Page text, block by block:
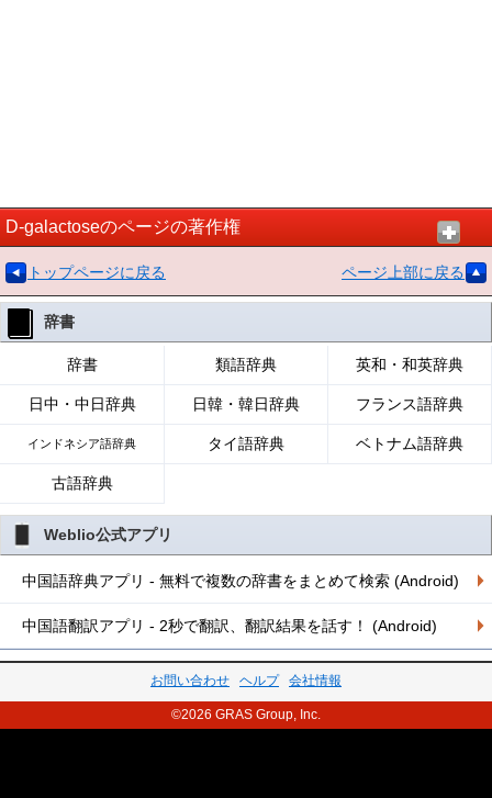
D-galactoseのページの著作権
トップページに戻る ページ上部に戻る
辞書
辞書 類語辞典 英和・和英辞典
日中・中日辞典 日韓・韓日辞典 フランス語辞典
インドネシア語辞典 タイ語辞典 ベトナム語辞典
古語辞典
Weblio公式アプリ
中国語辞典アプリ - 無料で複数の辞書をまとめて検索 (Android)
中国語翻訳アプリ - 2秒で翻訳、翻訳結果を話す！ (Android)
お問い合わせ ヘルプ 会社情報
©2026 GRAS Group, Inc.